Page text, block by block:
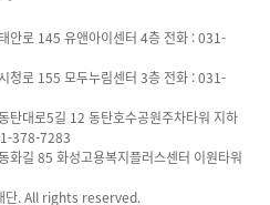
안로 145 유앤아이센터 4층 전화 : 031-
청로 155 모두누림센터 3층 전화 : 031-
대로5길 12 동탄호수공원주차타워 지하
378-7283
길 85 화성고용복지플러스센터 이원타워
단. All rights reserved.